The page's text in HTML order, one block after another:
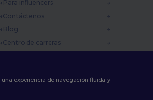
Para influencers
Contáctenos
Blog
Centro de carreras
experiencia de navegación fluida y